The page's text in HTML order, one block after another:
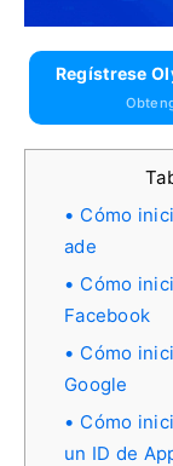
Regístrese
Cómo
ade
Cómo
Facebook
Cómo
Google
Cómo
un ID de